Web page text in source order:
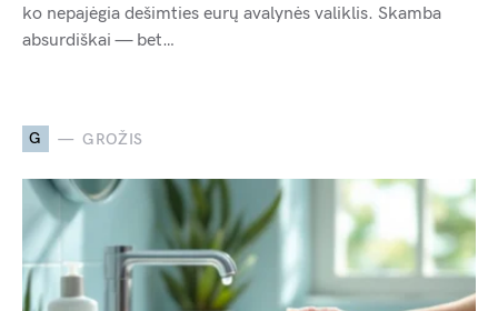
ko nepajėgia dešimties eurų avalynės valiklis. Skamba
absurdiškai — bet…
G GROŽIS